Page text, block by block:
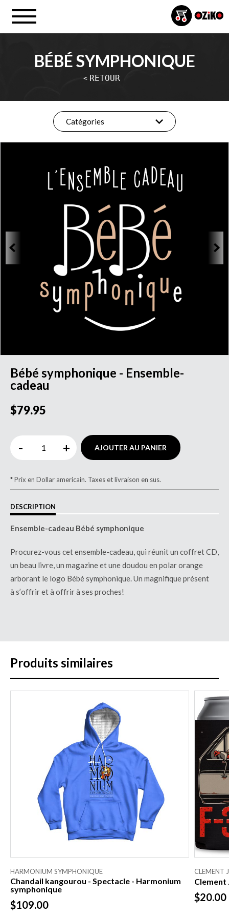
< RETOUR
BÉBÉ SYMPHONIQUE
Catégories
Bébé symphonique - Ensemble-
cadeau
$79.95
- + AJOUTER AU PANIER
* Prix en Dollar americain. Taxes et livraison en sus.
DESCRIPTION
Ensemble-cadeau Bébé symphonique
Procurez-vous cet ensemble-cadeau, qui réunit un coffret CD,
un beau livre, un magazine et une doudou en polar orange
arborant le logo Bébé symphonique. Un magnifique présent
à s’offrir et à offrir à ses proches!
Produits similaires
HARMONIUM SYMPHONIQUE
Chandail kangourou - Spectacle - Harmonium
symphonique
$109.00
CLEMENT
Clement
$20.00